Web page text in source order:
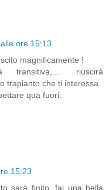
ore 15:13
magnificamente !
riuscirà
trapianto che ti interessa.
qua fuori.
15:23
sarà finito, fai una bella